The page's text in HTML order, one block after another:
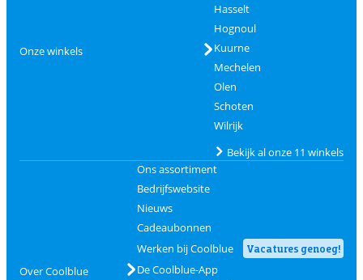
Onze winkels
Hasselt
Hognoul
Kuurne
Mechelen
Olen
Schoten
Wilrijk
Bekijk al onze 11 winkels
Over Coolblue
Ons assortiment
Bedrijfswebsite
Nieuws
Cadeaubonnen
Werken bij Coolblue
Vacatures genoeg!
De Coolblue-App